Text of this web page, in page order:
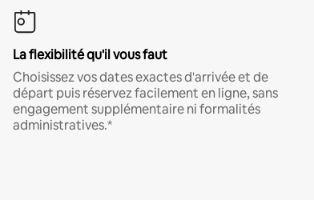
La flexibilité qu'il vous faut
Choisissez vos dates exactes d'arrivée et de
départ puis réservez facilement en ligne, sans
engagement supplémentaire ni formalités
administratives.*